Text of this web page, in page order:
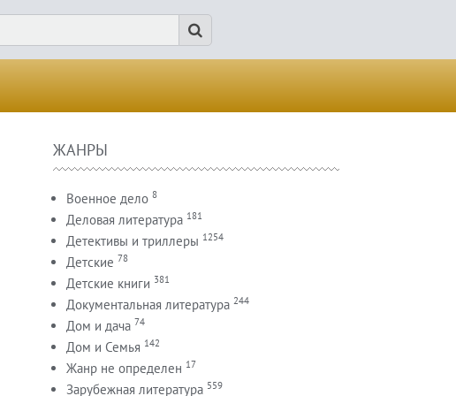
ЖАНРЫ
Военное дело 8
Деловая литература 181
Детективы и триллеры 1254
Детские 78
Детские книги 381
Документальная литература 244
Дом и дача 74
Дом и Семья 142
Жанр не определен 17
Зарубежная литература 559